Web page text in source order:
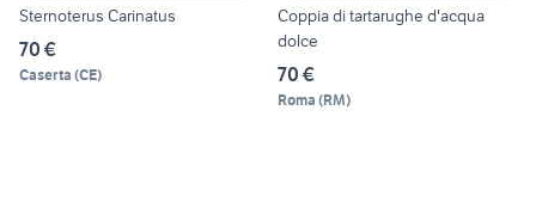
Sternoterus Carinatus
70 €
Caserta (CE)
Coppia di tartarughe d'acqua
dolce
70 €
Roma (RM)